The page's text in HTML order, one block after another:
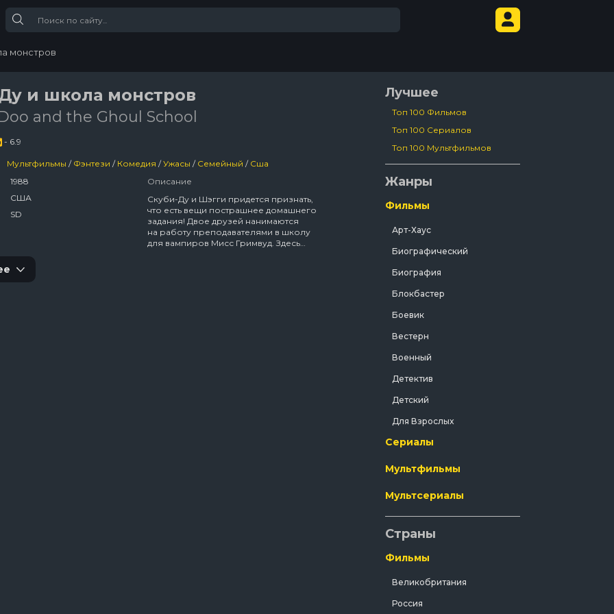
монстров
и школа монстров
and the Ghoul School
- 6.9
Мультфильмы / Фэнтези / Комедия /Ужасы / Семейный / Сша
1988
США
SD
Описание
Скуби-Ду и Шэгги придется признать,
что есть вещи пострашнее домашнего
задания! Двое друзей нанимаются
на работу преподавателями в школу
для вампиров Мисс Гримвуд. Здесь
Лучшее
Топ 100 Фильмов
Топ 100 Сериалов
Топ 100 Мультфильмов
Жанры
Фильмы
Арт-Хаус
Биографический
Биография
Блокбастер
Боевик
Вестерн
Военный
Детектив
Детский
Для Взрослых
Документальный
Драма
История
Короткометражка
Сериалы
Мультфильмы
Мультсериалы
Страны
Фильмы
Великобритания
Россия